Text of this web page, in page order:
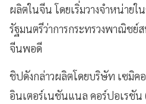
ผลิตในจีน โดยเริ่มวางจำหน่ายใ
รัฐมนตรีว่าการกระทรวงพาณิชย์
จีนพอดี
ชิปดังกล่าวผลิตโดยบริษัท เซมิค
อินเตอร์เนชันแนล คอร์ปอเรชัน